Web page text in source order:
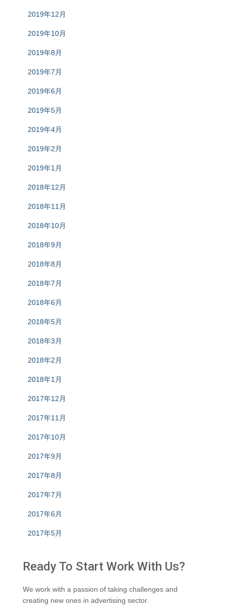
2019年12月
2019年10月
2019年8月
2019年7月
2019年6月
2019年5月
2019年4月
2019年2月
2019年1月
2018年12月
2018年11月
2018年10月
2018年9月
2018年8月
2018年7月
2018年6月
2018年5月
2018年3月
2018年2月
2018年1月
2017年12月
2017年11月
2017年10月
2017年9月
2017年8月
2017年7月
2017年6月
2017年5月
Ready To Start Work With Us?
We work with a passion of taking challenges and
creating new ones in advertising sector.